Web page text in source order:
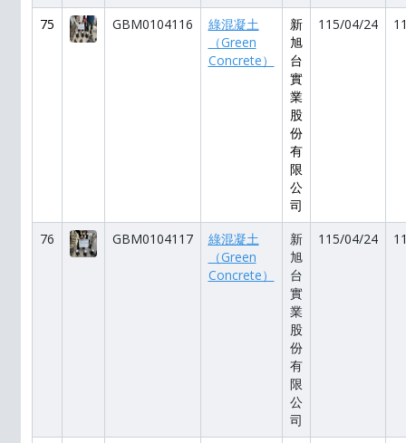
75 GBM0104116
綠混凝土
（Green
Concrete）
新
旭
台
實
業
股
份
有
限
公
司
115/04/24
76 GBM0104117
綠混凝土
（Green
Concrete）
新
旭
台
實
業
股
份
有
限
公
司
115/04/24